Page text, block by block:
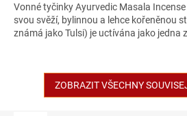
Vonné tyčinky Ayurvedic Masala
svou svěží, bylinnou a lehce kořeněnou
známá jako Tulsi) je uctívána jako jedna
ZOBRAZIT VŠECHNY